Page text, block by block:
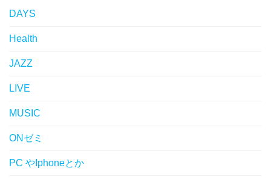
DAYS
Health
JAZZ
LIVE
MUSIC
ONゼミ
PC やIphoneとか